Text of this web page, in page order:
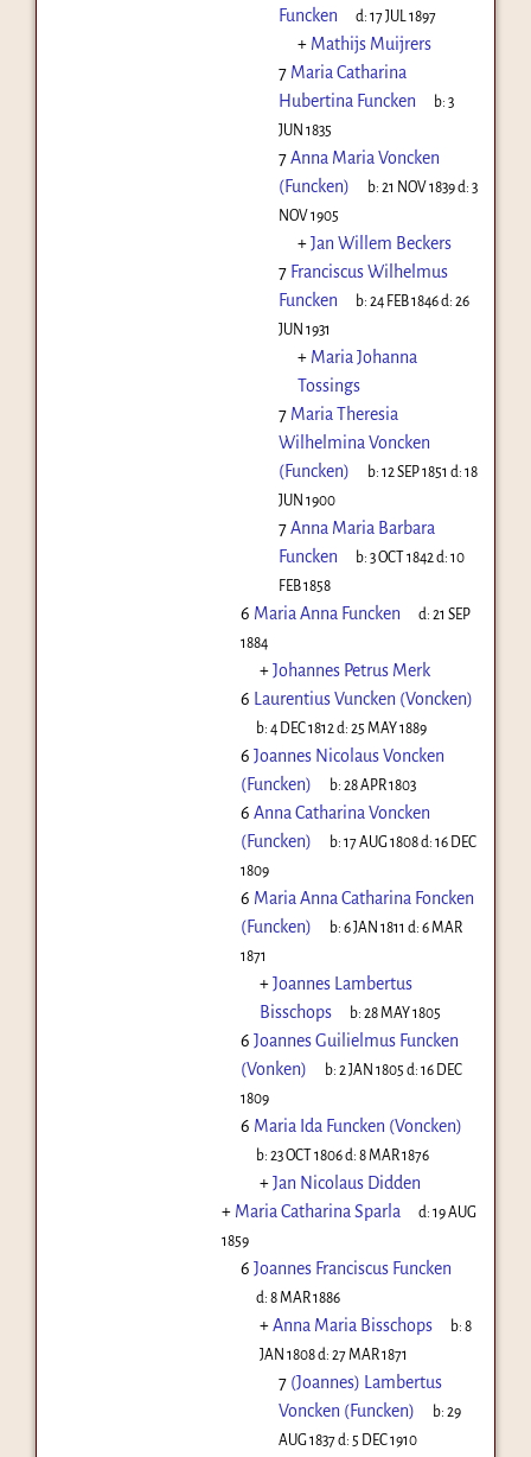
Funcken
d:17 JUL 1897
+ Mathijs Muijrers
7 Maria Catharina
Hubertina Funcken
b:3
JUN 1835
7Anna Maria Voncken
(Funcken)
b:21 NOV 1839d:3
NOV 1905
+Jan Willem Beckers
7 Franciscus Wilhelmus
Funcken
b:24 FEB 1846d:26
JUN 1931
+ Maria Johanna
Tossings
7 Maria Theresia
Wilhelmina Voncken
(Funcken)
b:12 SEP 1851 d:18
JUN 1900
7Anna Maria Barbara
Funcken
b:3 OCT 1842 d:10
FEB 1858
6 Maria Anna Funcken d:21 SEP
1884
+Johannes Petrus Merk
6 Laurentius Vuncken (Voncken)
b:4 DEC 1812 d:25 MAY 1889
6 Joannes Nicolaus Voncken
(Funcken)
b:28 APR 1803
6 Anna Catharina Voncken
(Funcken)
b:17 AUG 1808d:16 DEC
1809
6 Maria Anna Catharina Foncken
(Funcken)
b:6 JAN 1811 d:6 MAR
1871
+Joannes Lambertus
Bisschops
b:28 MAY 1805
6 Joannes Guilielmus Funcken
(Vonken)
b:2 JAN 1805 d:16 DEC
1809
6 Maria Ida Funcken (Voncken)
b:23 OCT 1806d:8 MAR 1876
+Jan Nicolaus Didden
+ Maria Catharina Sparla d:19 AUG
1859
6 Joannes Franciscus Funcken
d:8 MAR 1886
+Anna Maria Bisschops b:8
JAN 1808d: 27 MAR 1871
7 (Joannes) Lambertus
Voncken (Funcken)
b:29
AUG 1837d: 5 DEC 1910